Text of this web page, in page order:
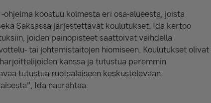
koostuu kolmesta eri osa-alueesta, joista
Saksassa järjestettävät koulutukset. Ida kertoo
joiden painopisteet saattoivat vaihdella
tai johtamistaitojen hiomiseen. Koulutukset olivat
kanssa ja tutustua paremmin
tutustua ruotsalaiseen keskustelevaan
Ida naurahtaa.